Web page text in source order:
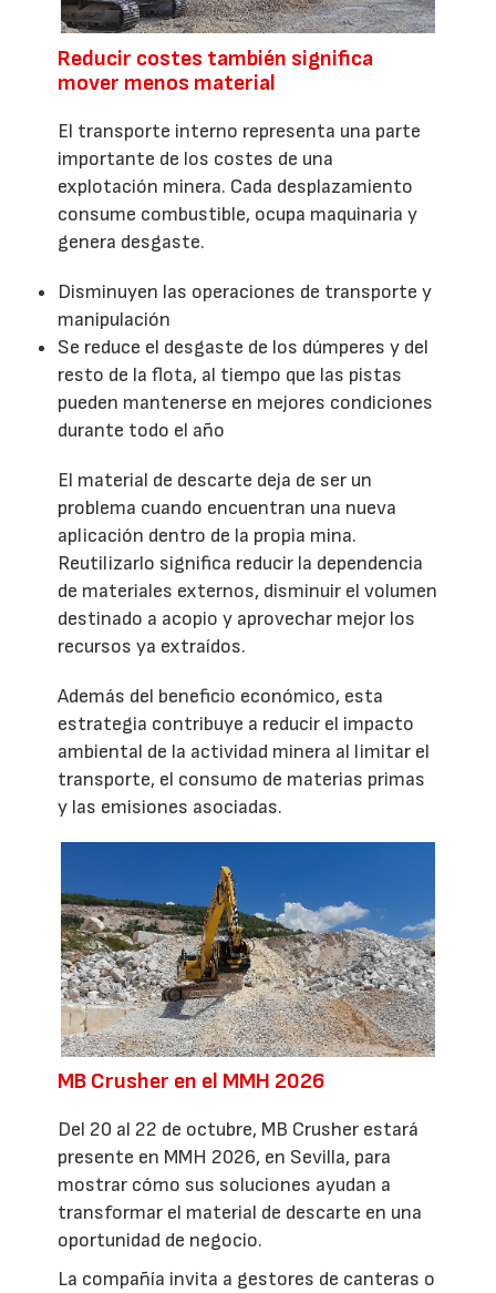
Reducir costes también significa
mover menos material
El transporte interno representa una parte
importante de los costes de una
explotación minera. Cada desplazamiento
consume combustible, ocupa maquinaria y
genera desgaste.
Disminuyen las operaciones de transporte y
manipulación
Se reduce el desgaste de los dúmperes y del
resto de la flota, al tiempo que las pistas
pueden mantenerse en mejores condiciones
durante todo el año
El material de descarte deja de ser un
problema cuando encuentran una nueva
aplicación dentro de la propia mina.
Reutilizarlo significa reducir la dependencia
de materiales externos, disminuir el volumen
destinado a acopio y aprovechar mejor los
recursos ya extraídos.
Además del beneficio económico, esta
estrategia contribuye a reducir el impacto
ambiental de la actividad minera al limitar el
transporte, el consumo de materias primas
y las emisiones asociadas.
MB Crusher en el MMH 2026
Del 20 al 22 de octubre, MB Crusher estará
presente en MMH 2026, en Sevilla, para
mostrar cómo sus soluciones ayudan a
transformar el material de descarte en una
oportunidad de negocio.
La compañía invita a gestores de canteras o